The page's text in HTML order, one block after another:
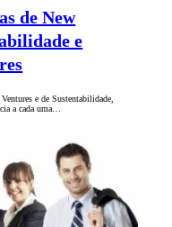
de New
e
e de Sustentabilidade,
a cada uma…